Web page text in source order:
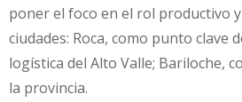
poner el foco en el rol productivo
ciudades: Roca, como punto clave
logística del Alto Valle; Bariloche,
la provincia.